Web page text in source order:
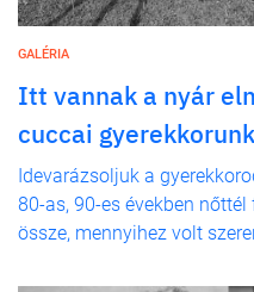
GALÉRIA
Itt vannak a nyár
cuccai
Idevarázsoljuk a
80-as, 90-es években
össze, mennyihez volt